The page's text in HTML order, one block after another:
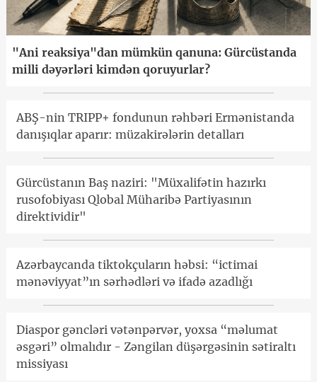
"Ani reaksiya"dan mümkün qanuna: Gürcüstanda
milli dəyərləri kimdən qoruyurlar?
ABŞ-nin TRIPP+ fondunun rəhbəri Ermənistanda
danışıqlar aparır: müzakirələrin detalları
Gürcüstanın Baş naziri: "Müxalifətin hazırkı
rusofobiyası Qlobal Müharibə Partiyasının
direktividir"
Azərbaycanda tiktokçuların həbsi: “ictimai
mənəviyyat”ın sərhədləri və ifadə azadlığı
Diaspor gəncləri vətənpərvər, yoxsa “məlumat
əsgəri” olmalıdır - Zəngilan düşərgəsinin sətiraltı
missiyası